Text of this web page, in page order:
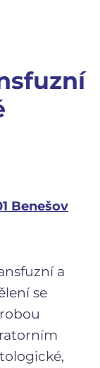
Benešov
a
se